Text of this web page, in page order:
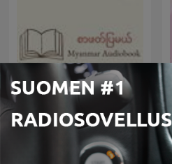
စာဖတ်ပြမယ် - Myanmar
Audiobook